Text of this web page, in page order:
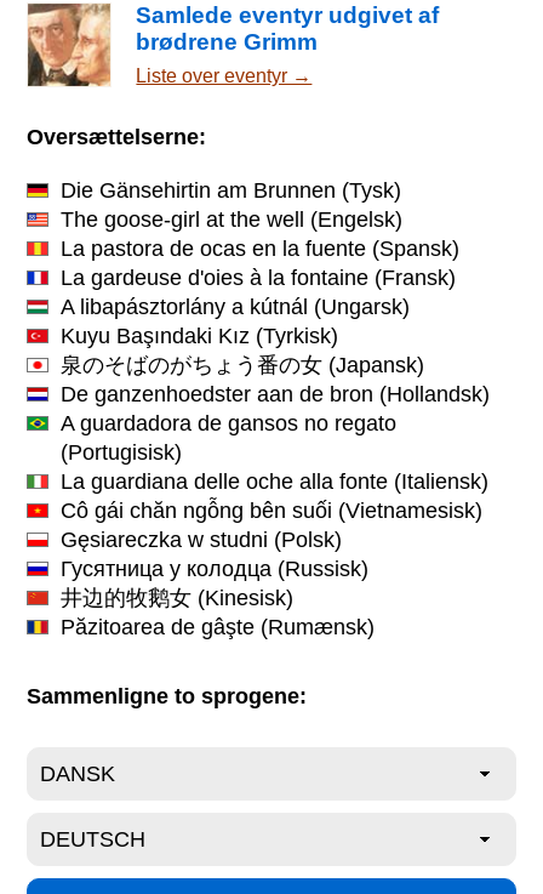
Samlede eventyr udgivet af
brødrene Grimm
Liste over eventyr →
Oversættelserne:
Die Gänsehirtin am Brunnen (Tysk)
The goose-girl at the well
(Engelsk)
La pastora de ocas en la fuente (Spansk)
La gardeuse d'oies à la fontaine (Fransk)
A libapásztorlány a kútnál (Ungarsk)
Kuyu Başındaki Kız (Tyrkisk)
泉のそばのがちょう番の女 (Japansk)
De ganzenhoedster aan de bron (Hollandsk)
A guardadora de gansos no regato
(Portugisisk)
La guardiana delle oche alla fonte (Italiensk)
Cô gái chăn ngỗng bên suối (Vietnamesisk)
Gęsiareczka w studni (Polsk)
Гусятница у колодца (Russisk)
井边的牧鹅女 (Kinesisk)
Păzitoarea de gâşte (Rumænsk)
Sammenligne to sprogene: